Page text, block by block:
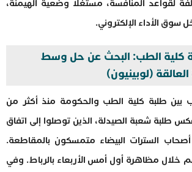
لقواعد المنافسة، مستغلا وضعية الهيمنة،
سوق الأداء الإلكتروني.
كلية الطب: البحث عن حل وسط
(لوبينيون)
بين طلبة كلية الطب والحكومة منذ أكثر من
طلبة شعبة الصيدلة، الذين توصلوا إلى اتفاق
السترات البيضاء متمسكون بالمقاطعة.
خلال مظاهرة أول أمس الأربعاء بالرباط. وفي